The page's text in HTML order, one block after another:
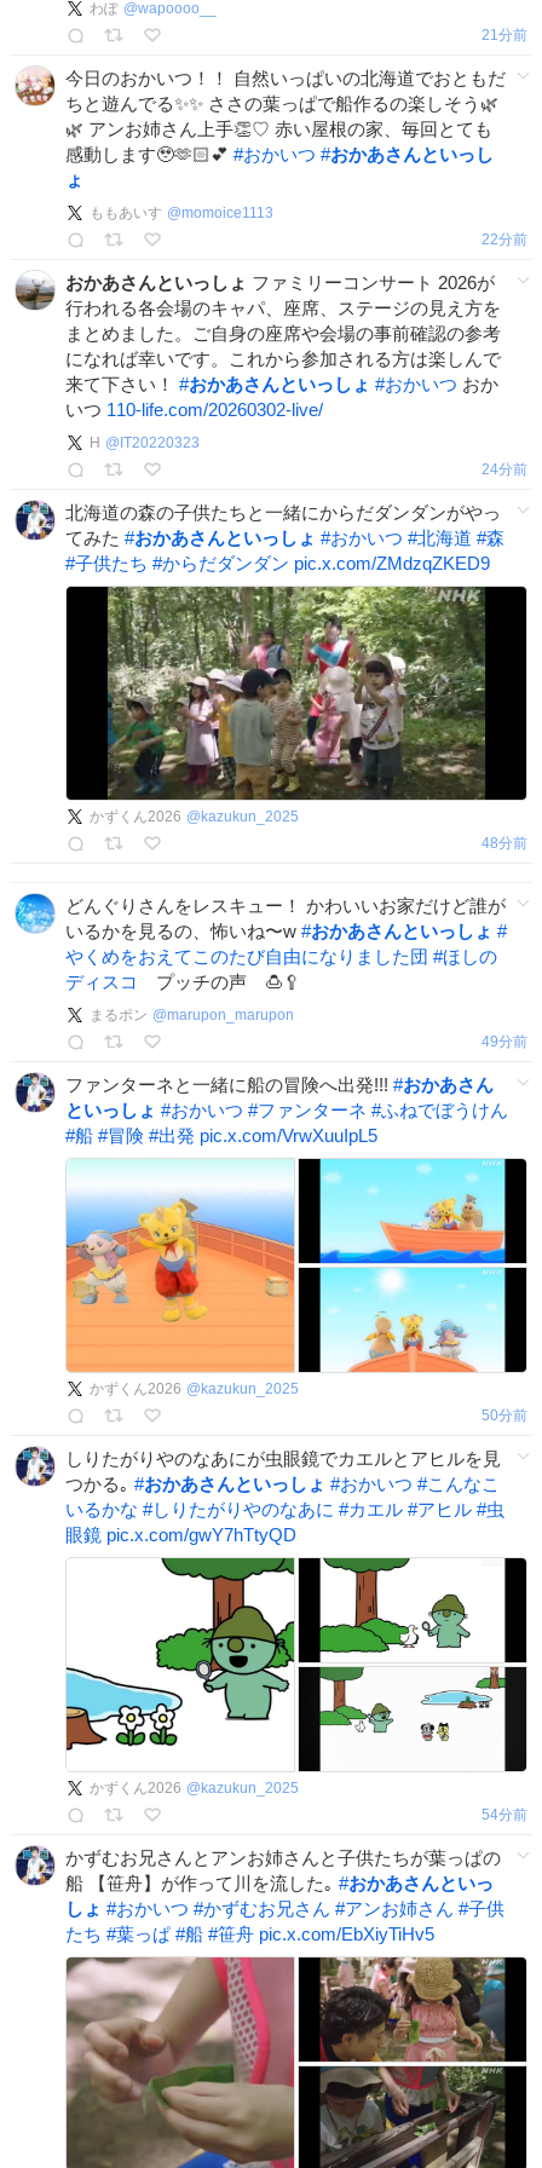
わぽ @wapoooo__
21分前
今日のおかいつ！！ 自然いっぱいの北海道でおともだ
ちと遊んでる✨️✨️ ささの葉っぱで船作るの楽しそう🌿
🌿 アンお姉さん上手👏♡ 赤い屋根の家、毎回とても
感動します🥹🫶🏻💕 #おかいつ #おかあさんといっし
ょ
ももあいす @momoice1113
22分前
おかあさんといっしょ ファミリーコンサート 2026が
行われる各会場のキャパ、座席、ステージの見え方を
まとめました。ご自身の座席や会場の事前確認の参考
になれば幸いです。これから参加される方は楽しんで
来て下さい！ #おかあさんといっしょ #おかいつ おか
いつ 110-life.com/20260302-live/
H @ IT20220323
24分前
北海道の森の子供たちと一緒にからだダンダンがやっ
てみた #おかあさんといっしょ #おかいつ #北海道 #森
#子供たち #からだダンダン pic.x.com/ZMdzqZKED9
かずくん2026 @ kazukun_2025
48分前
どんぐりさんをレスキュー！ かわいいお家だけど誰が
いるかを見るの、怖いね〜w #おかあさんといっしょ #
やくめをおえてこのたび自由になりました団 #ほしの
ディスコ
プッチの声 🍮🥄
まるポン @marupon_marupon
49分前
ファンターネと一緒に船の冒険へ出発!!! #おかあさん
といっしょ #おかいつ #ファンターネ #ふねでぼうけん
#船 #冒険 #出発 pic.x.com/VrwXuuIpL5
かずくん2026 @ kazukun_2025
50分前
しりたがりやのなあにが虫眼鏡でカエルとアヒルを見
つかる｡ #おかあさんといっしょ #おかいつ #こんなこ
いるかな #しりたがりやのなあに #カエル #アヒル #虫
眼鏡 pic.x.com/gwY7hTtyQD
かずくん2026 @ kazukun_2025
54分前
かずむお兄さんとアンお姉さんと子供たちが葉っぱの
船 【笹舟】が作って川を流した｡ #おかあさんといっ
しょ #おかいつ #かずむお兄さん #アンお姉さん #子供
たち #葉っぱ #船 #笹舟 pic.x.com/EbXiyTiHv5